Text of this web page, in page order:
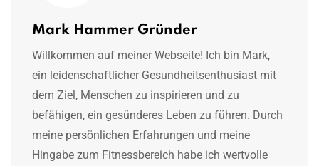
Mark Hammer Gründer
Willkommen auf meiner Webseite! Ich bin Mark,
ein leidenschaftlicher Gesundheitsenthusiast mit
dem Ziel, Menschen zu inspirieren und zu
befähigen, ein gesünderes Leben zu führen. Durch
meine persönlichen Erfahrungen und meine
Hingabe zum Fitnessbereich habe ich wertvolle